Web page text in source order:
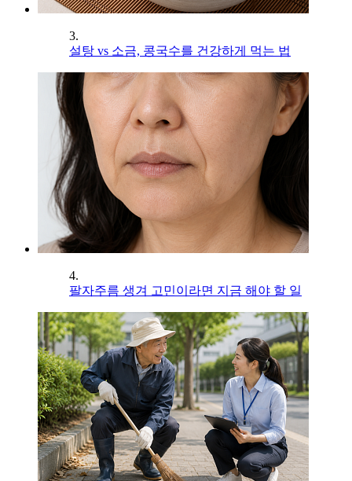
3.
설탕 vs 소금, 콩국수를 건강하게 먹는 법
4.
팔자주름 생겨 고민이라면 지금 해야 할 일